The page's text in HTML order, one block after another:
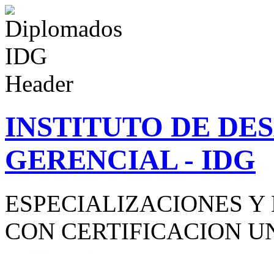
INSTITUTO DE
GERENCIAL - IDG
ESPECIALIZACIONES
CON CERTIFICACION